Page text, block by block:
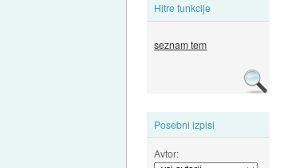
Hitre funkcije
seznam tem
Posebni izpisi
Avtor: